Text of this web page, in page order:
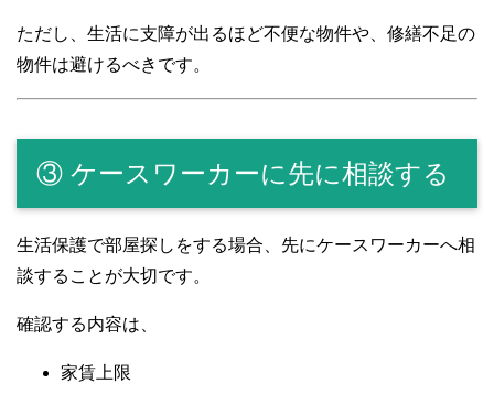
ただし、生活に支障が出るほど不便な物件や、修繕不足の
物件は避けるべきです。
③ ケースワーカーに先に相談する
生活保護で部屋探しをする場合、先にケースワーカーへ相
談することが大切です。
確認する内容は、
家賃上限